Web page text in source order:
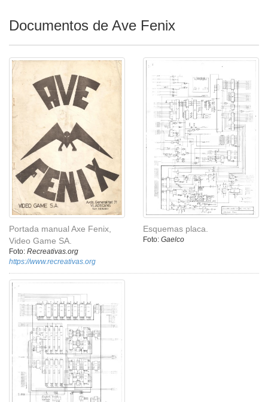
Documentos de Ave Fenix
Portada manual Axe Fenix,
Video Game SA.
Foto: Recreativas.org
https://www.recreativas.org
Esquemas placa.
Foto: Gaelco